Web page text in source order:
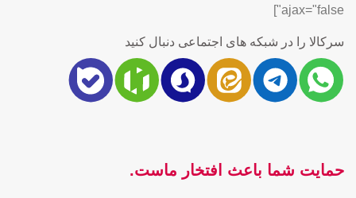
ajax="false"]
سرکالا را در شبکه های اجتماعی دنبال کنید
حمایت شما باعث افتخار ماست.